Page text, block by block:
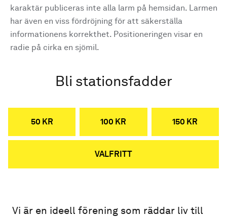
karaktär publiceras inte alla larm på hemsidan. Larmen
har även en viss fördröjning för att säkerställa
informationens korrekthet. Positioneringen visar en
radie på cirka en sjömil.
Bli stationsfadder
50 KR 100 KR 150 KR
VALFRITT
Vi är en ideell förening som räddar liv till